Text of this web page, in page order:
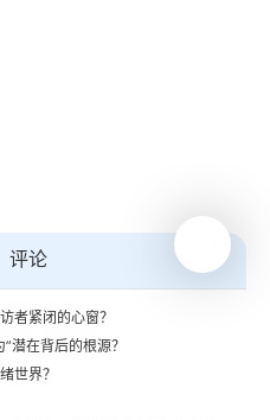
评论
者紧闭的心窗？
潜在背后的根源？
世界？